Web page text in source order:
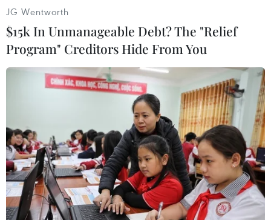
Vườn ươm cây sâm Ngọc Linh tại Công ty cổ phần sâm Ngọc
Linh Kon Tum. (Ảnh tư liệu: Cao Nguyên/TTXVN)
Năm 2024, Ngày Quốc tế đa dạng sinh học (22/5)
được Liên hợp quốc phát động với chủ đề “Be
part of the Plan”-“Hãy là một phần của Kế hoạch
đa dạng sinh học.”
JG Wentworth
$15k In Unmanageable Debt? The "Relief
Program" Creditors Hide From You